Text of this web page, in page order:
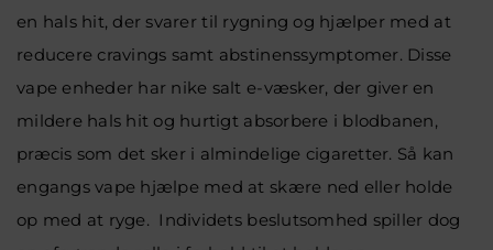
en hals hit, der svarer til rygning og hjælper med at
reducere cravings samt abstinenssymptomer. Disse
vape enheder har nike salt e-væsker, der giver en
mildere hals hit og hurtigt absorbere i blodbanen,
præcis som det sker i almindelige cigaretter. Så kan
engangs vape hjælpe med at skære ned eller holde
op med at ryge. Individets beslutsomhed spiller dog